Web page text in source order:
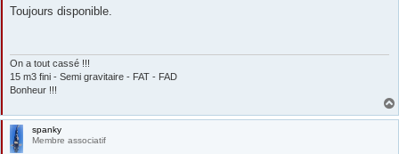
s
Toujours disponible.
On a tout cassé !!!
15 m3 fini - Semi gravitaire - FAT - FAD
Bonheur !!!
spanky
Membre associatif